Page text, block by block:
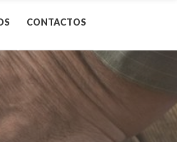
CONTACTOS